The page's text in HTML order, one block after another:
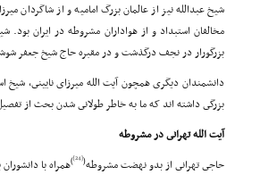
شیخ عبدالله نیز از عالمان بزرگ امامیه و از
مخالفان استبداد و از هواداران مشروطه در ایران بود.
بزرگورار در نجف درگذشت و در مقبره حاج شیخ جعفر
دانشمندان دیگرى همچون آیت الله میرزاى نایینى،
بزرگى داشته اند که ما به خاطر طولانى شدن بحث از
آیت الله تهرانى در مشروطه
حاجى تهرانى از بدو نهضت مشروطه(
[24]
)همراه با